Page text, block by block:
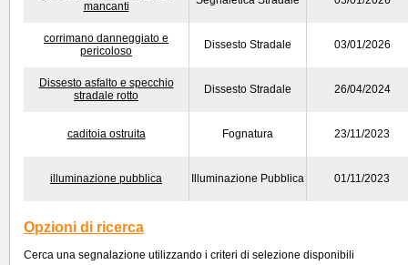
mancanti
corrimano danneggiato e
pericoloso
Dissesto Stradale 03/01/2026
Dissesto asfalto e specchio
stradale rotto
Dissesto Stradale 26/04/2024
caditoia ostruita Fognatura 23/11/2023
illuminazione pubblica Illuminazione Pubblica 01/11/2023
Opzioni di ricerca
Cerca una segnalazione utilizzando i criteri di selezione disponibili